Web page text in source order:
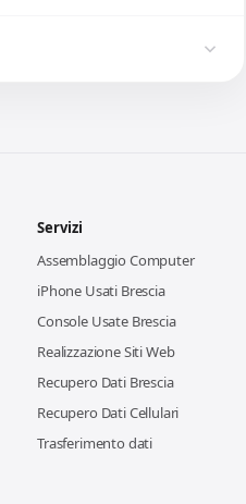
Servizi
Assemblaggio Computer
iPhone Usati Brescia
Console Usate Brescia
Realizzazione Siti Web
Recupero Dati Brescia
Recupero Dati Cellulari
Trasferimento dati